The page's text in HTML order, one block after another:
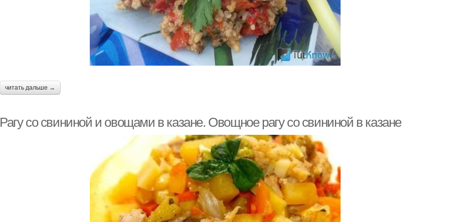
читать дальше →
Рагу со свининой и овощами в казане. Овощное рагу со свининой в казане